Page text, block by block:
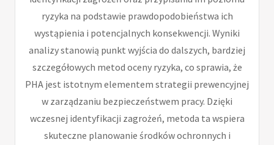
ryzyka na podstawie prawdopodobieństwa ich
wystąpienia i potencjalnych konsekwencji. Wyniki
analizy stanowią punkt wyjścia do dalszych, bardziej
szczegółowych metod oceny ryzyka, co sprawia, że
PHA jest istotnym elementem strategii prewencyjnej
w zarządzaniu bezpieczeństwem pracy. Dzięki
wczesnej identyfikacji zagrożeń, metoda ta wspiera
skuteczne planowanie środków ochronnych i